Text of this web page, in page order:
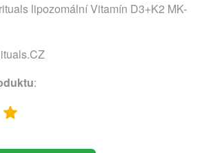
lipozomální Vitamín D3+K2 MK-
: